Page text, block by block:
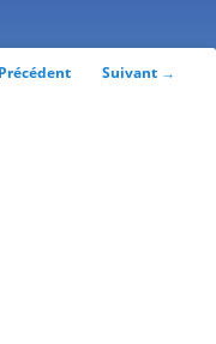
Précédent Suivant →